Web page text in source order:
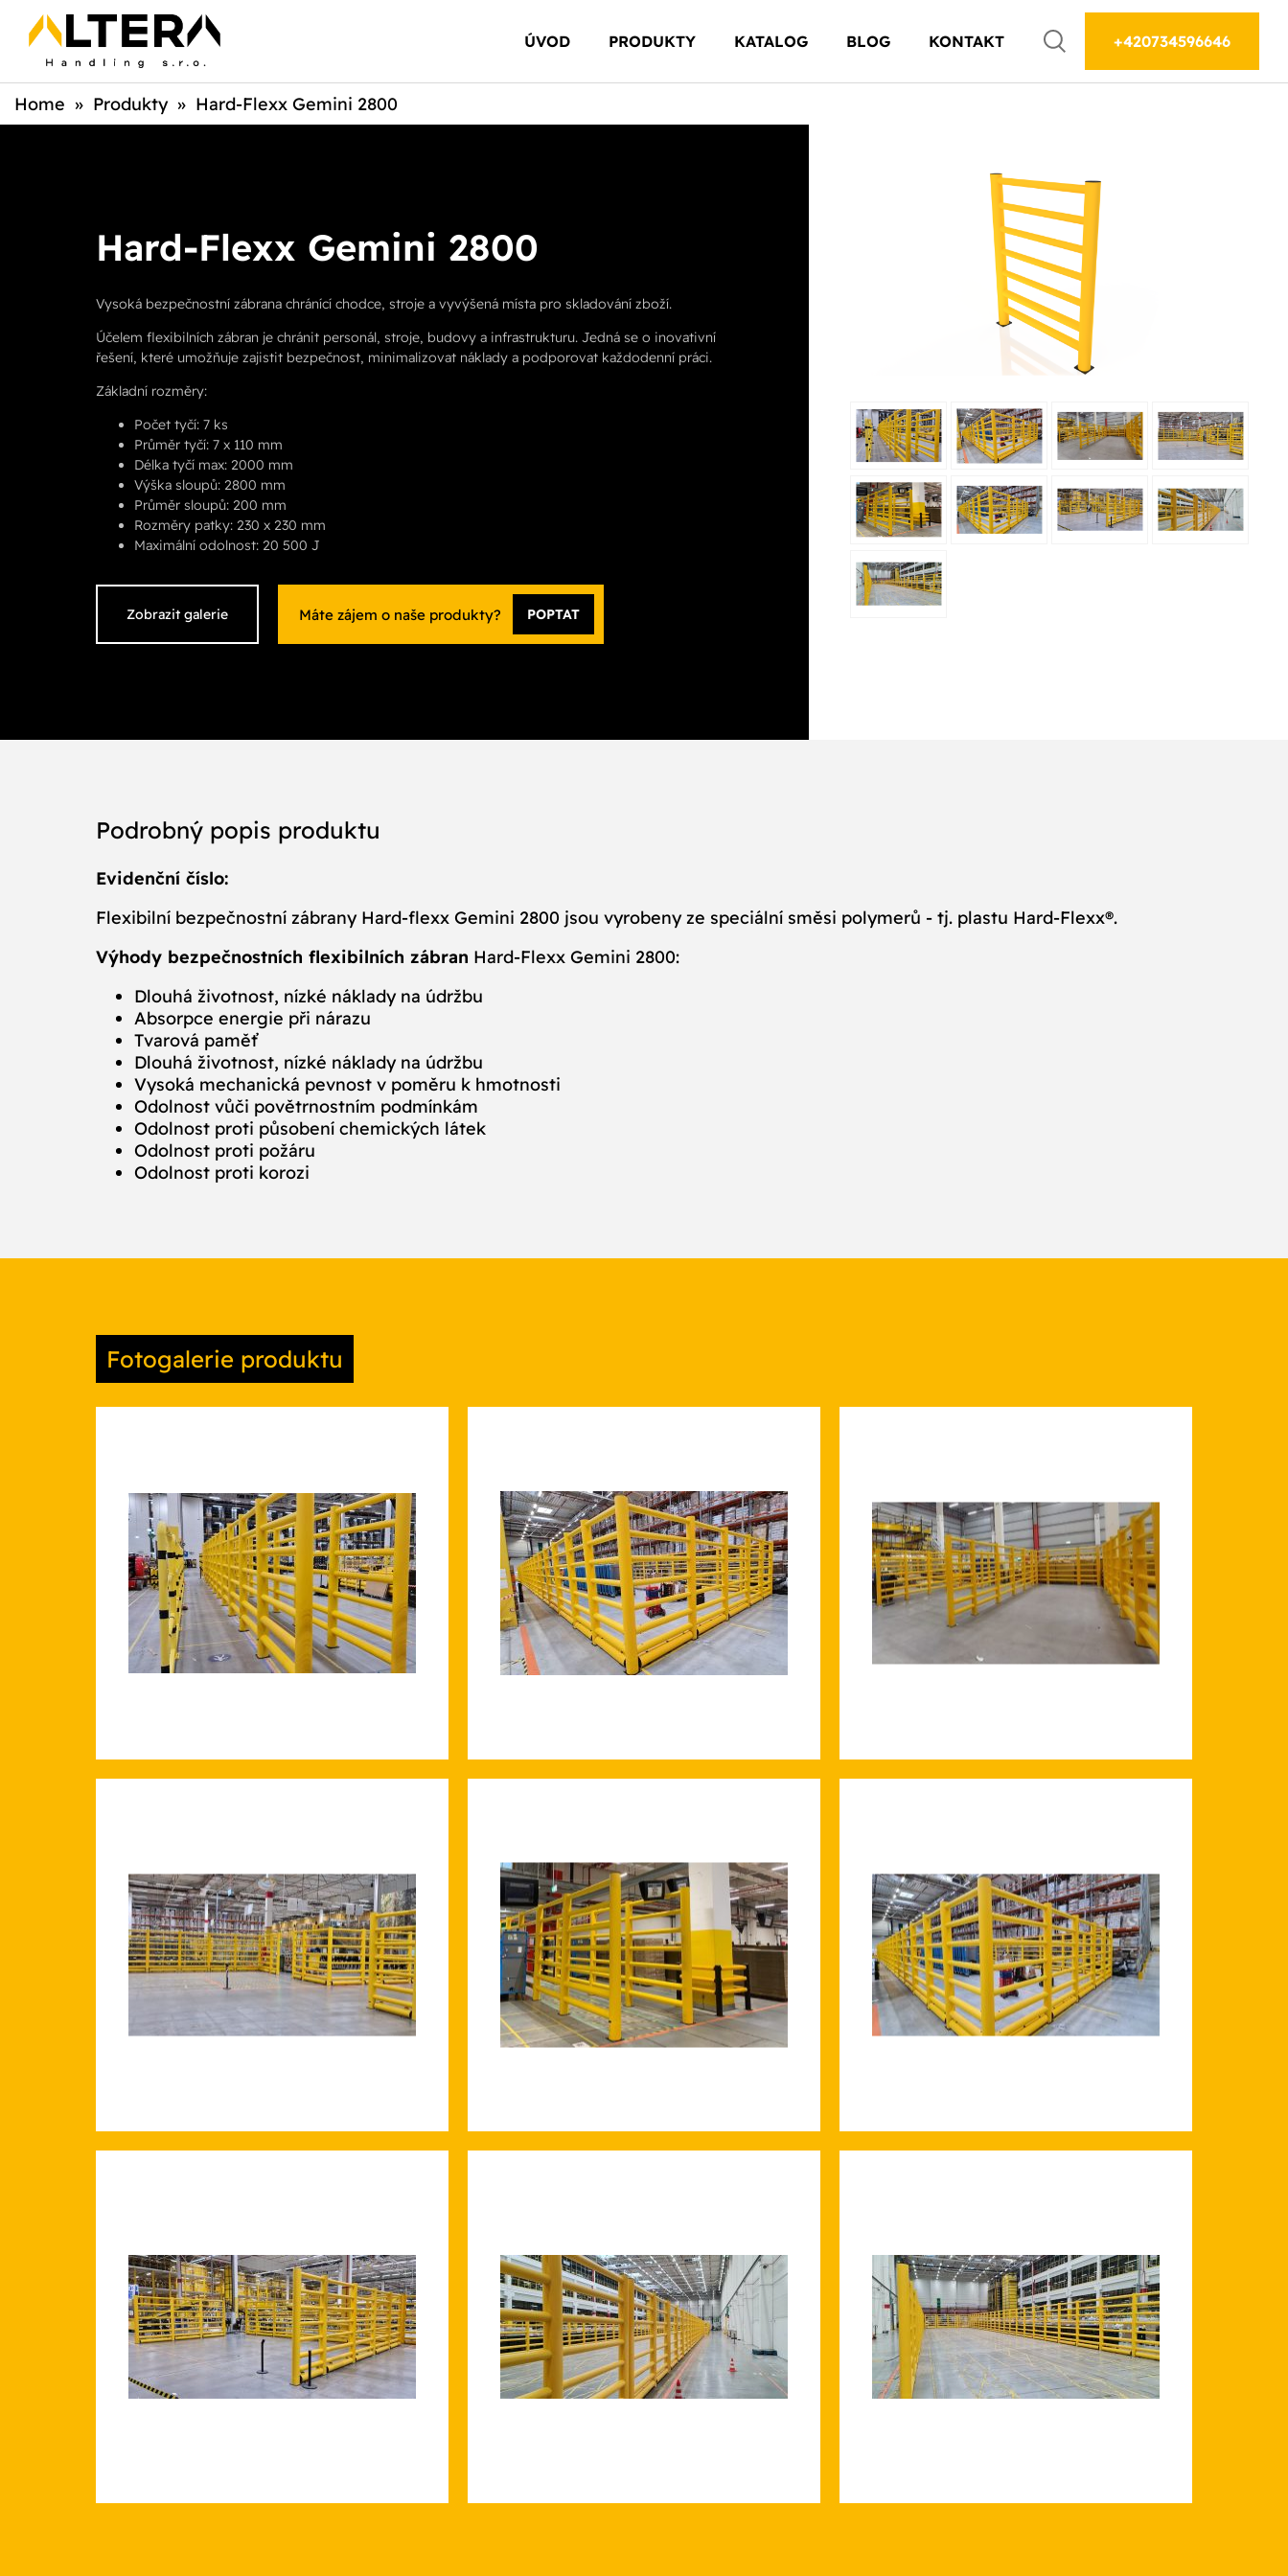
ÚVOD PRODUKTY KATALOG BLOG KONTAKT +420734596646
Home » Produkty » Hard-Flexx Gemini 2800
Hard-Flexx Gemini 2800
Vysoká bezpečnostní zábrana chránící chodce, stroje a vyvýšená místa pro skladování zboží.
Účelem flexibilních zábran je chránit personál, stroje, budovy a infrastrukturu. Jedná se o inovativní
řešení, které umožňuje zajistit bezpečnost, minimalizovat náklady a podporovat každodenní práci.
Základní rozměry:
Počet tyčí: 7 ks
Průměr tyčí: 7 x 110 mm
Délka tyčí max: 2000 mm
Výška sloupů: 2800 mm
Průměr sloupů: 200 mm
Rozměry patky: 230 x 230 mm
Maximální odolnost: 20 500 J
Zobrazit galerie Máte zájem o naše produkty? POPTAT
Podrobný popis produktu
Evidenční číslo:
Flexibilní bezpečnostní zábrany Hard-flexx Gemini 2800 jsou vyrobeny ze speciální směsi polymerů - tj. plastu Hard-Flexx®.
Výhody bezpečnostních flexibilních zábran Hard-Flexx Gemini 2800:
Dlouhá životnost, nízké náklady na údržbu
Absorpce energie při nárazu
Tvarová paměť
Dlouhá životnost, nízké náklady na údržbu
Vysoká mechanická pevnost v poměru k hmotnosti
Odolnost vůči povětrnostním podmínkám
Odolnost proti působení chemických látek
Odolnost proti požáru
Odolnost proti korozi
Fotogalerie produktu